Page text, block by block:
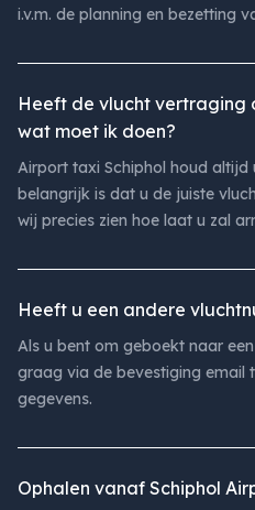
i.v.m. de planning en bezetting
Heeft de vlucht vertraging
wat moet ik doen?
Airport taxi Schiphol houd altijd
belangrijk is dat u de juiste
wij precies zien hoe laat u zal
Heeft u een andere
Als u bent om geboekt naar
graag via de bevestiging email
gegevens.
Ophalen vanaf Schiphol